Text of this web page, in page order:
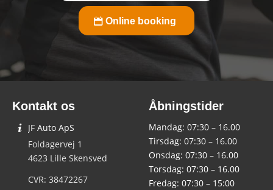
Online booking
Kontakt os
JF Auto ApS
Foldagervej 1
4623 Lille Skensved
CVR: 38472267
Åbningstider
Mandag: 07:30 – 16.00
Tirsdag: 07:30 – 16.00
Onsdag: 07:30 – 16.00
Torsdag: 07:30 – 16.00
Fredag: 07:30 – 15:00